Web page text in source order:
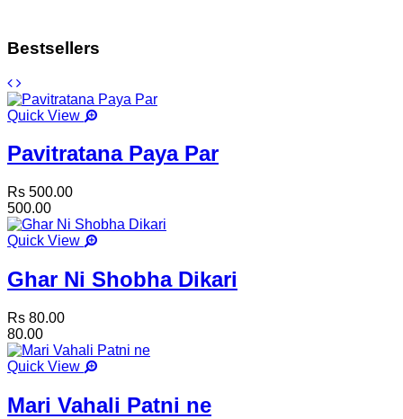
Bestsellers
Quick View
Pavitratana Paya Par
Rs 500.00
500.00
Quick View
Ghar Ni Shobha Dikari
Rs 80.00
80.00
Quick View
Mari Vahali Patni ne